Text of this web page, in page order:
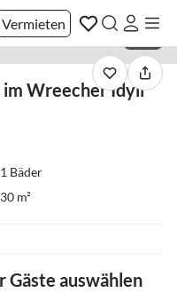
Vermieten
im Wreecher Idyll
1 Bäder
30 m²
Gäste auswählen